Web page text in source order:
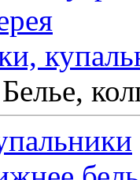
Белье,